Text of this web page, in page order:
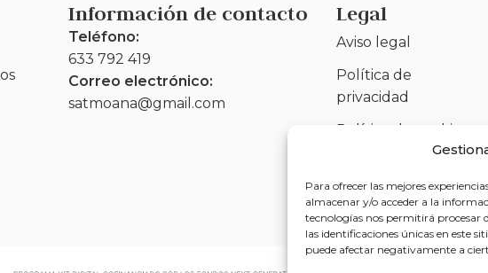
Para ofrecer las mejores
almacenar y/o acceder a la
tecnologías nos permitirá procesar
las identificaciones únicas en este
puede afectar negativamente a
Información de contacto
Teléfono:
633 792 419
Correo electrónico:
satmoana@gmail.com
Legal
Aviso legal
Política de
privacidad
Política de cookies
Accesibilidad